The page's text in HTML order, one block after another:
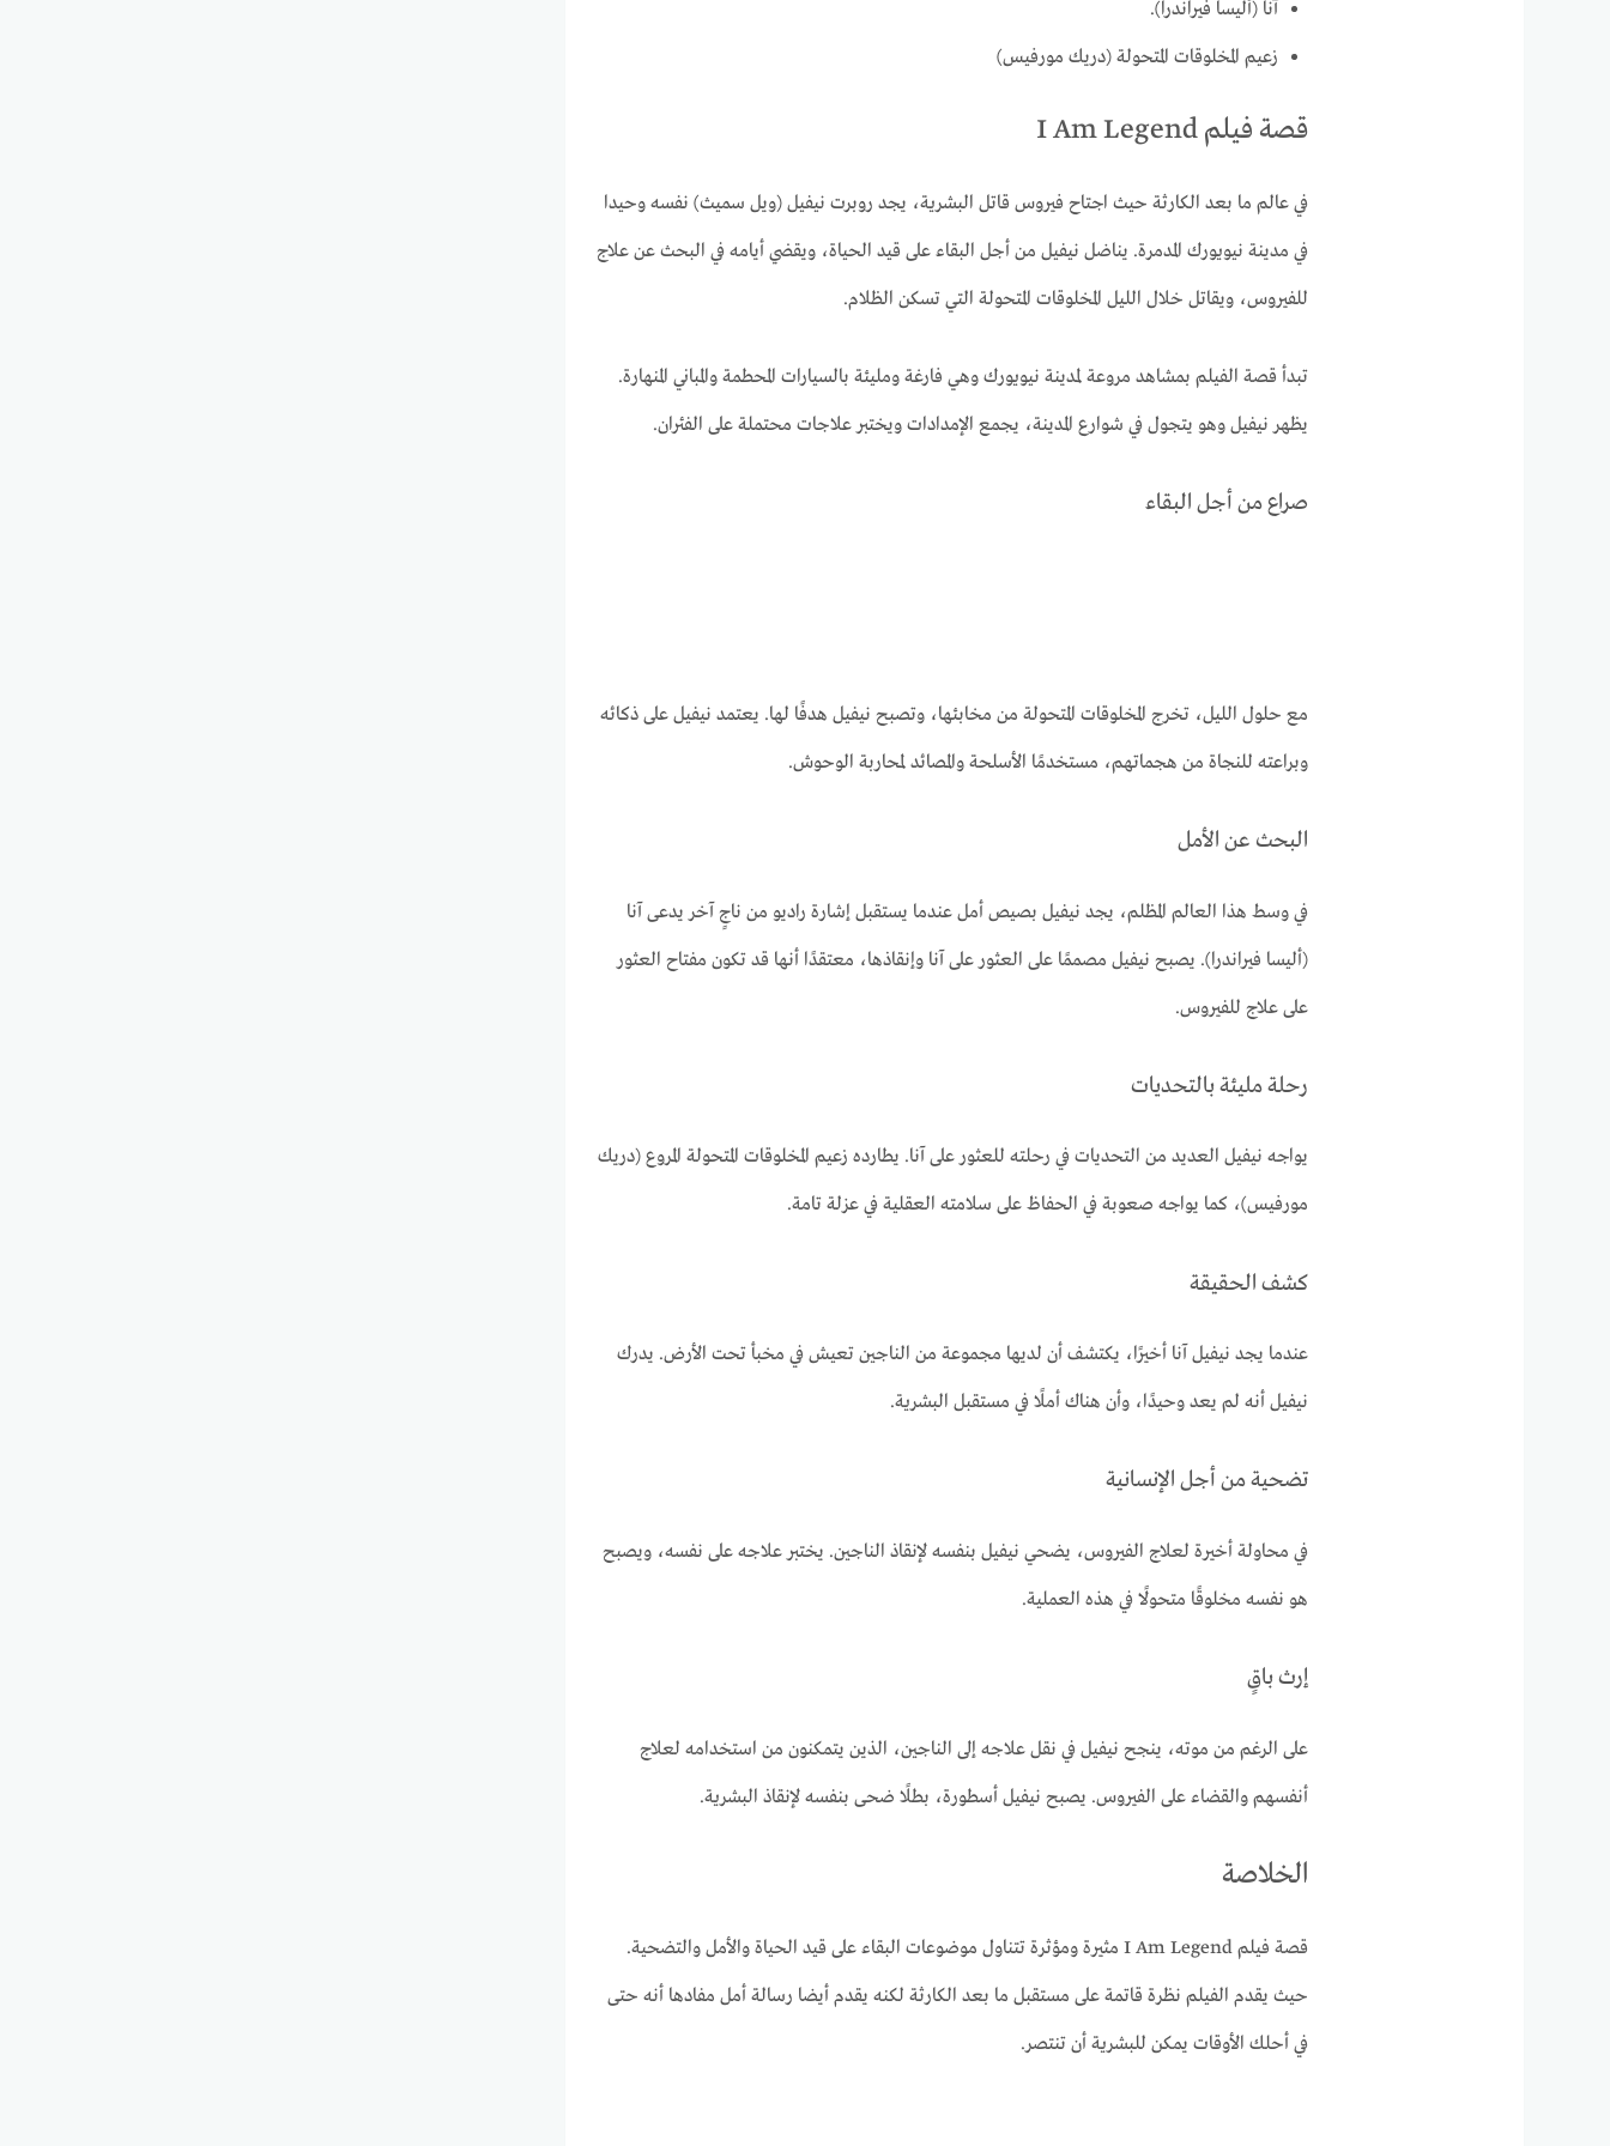
آنا (أليسا فيراندرا).
زعيم المخلوقات المتحولة (دريك مورفيس)
قصة فيلم I Am Legend
في عالم ما بعد الكارثة حيث اجتاح فيروس قاتل البشرية، يجد روبرت نيفيل (ويل سميث) نفسه وحيدا
في مدينة نيويورك المدمرة. يناضل نيفيل من أجل البقاء على قيد الحياة، ويقضي أيامه في البحث عن علاج
للفيروس، ويقاتل خلال الليل المخلوقات المتحولة التي تسكن الظلام.
تبدأ قصة الفيلم بمشاهد مروعة لمدينة نيويورك وهي فارغة ومليئة بالسيارات المحطمة والمباني المنهارة.
يظهر نيفيل وهو يتجول في شوارع المدينة، يجمع الإمدادات ويختبر علاجات محتملة على الفئران.
صراع من أجل البقاء
مع حلول الليل، تخرج المخلوقات المتحولة من مخابئها، وتصبح نيفيل هدفًا لها. يعتمد نيفيل على ذكائه
وبراعته للنجاة من هجماتهم، مستخدمًا الأسلحة والمصائد لمحاربة الوحوش.
البحث عن الأمل
في وسط هذا العالم المظلم، يجد نيفيل بصيص أمل عندما يستقبل إشارة راديو من ناجٍ آخر يدعى آنا
(أليسا فيراندرا). يصبح نيفيل مصممًا على العثور على آنا وإنقاذها، معتقدًا أنها قد تكون مفتاح العثور
على علاج للفيروس.
رحلة مليئة بالتحديات
يواجه نيفيل العديد من التحديات في رحلته للعثور على آنا. يطارده زعيم المخلوقات المتحولة المروع (دريك
مورفيس)، كما يواجه صعوبة في الحفاظ على سلامته العقلية في عزلة تامة.
كشف الحقيقة
عندما يجد نيفيل آنا أخيرًا، يكتشف أن لديها مجموعة من الناجين تعيش في مخبأ تحت الأرض. يدرك
نيفيل أنه لم يعد وحيدًا، وأن هناك أملًا في مستقبل البشرية.
تضحية من أجل الإنسانية
في محاولة أخيرة لعلاج الفيروس، يضحي نيفيل بنفسه لإنقاذ الناجين. يختبر علاجه على نفسه، ويصبح
هو نفسه مخلوقًا متحولًا في هذه العملية.
إرث باقٍ
على الرغم من موته، ينجح نيفيل في نقل علاجه إلى الناجين، الذين يتمكنون من استخدامه لعلاج
أنفسهم والقضاء على الفيروس. يصبح نيفيل أسطورة، بطلًا ضحى بنفسه لإنقاذ البشرية.
الخلاصة
قصة فيلم I Am Legend مثيرة ومؤثرة تتناول موضوعات البقاء على قيد الحياة والأمل والتضحية.
حيث يقدم الفيلم نظرة قاتمة على مستقبل ما بعد الكارثة لكنه يقدم أيضا رسالة أمل مفادها أنه حتى
في أحلك الأوقات يمكن للبشرية أن تنتصر.